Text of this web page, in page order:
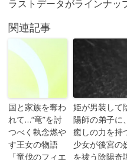
ラストデータがラインナッ
関連記事
国と家族を奪わ
れて…“竜”を討
つべく執念燃や
す王女の物語
「竜伐のフィエ
姫が男装して
陽師の弟子に、
癒しの力を持
少女が後宮の
を祓う陰陽奇